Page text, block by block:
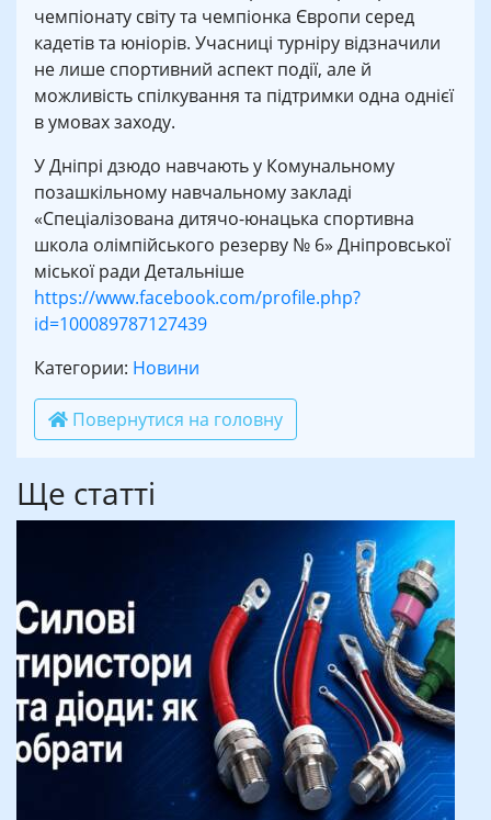
чемпіонату світу та чемпіонка Європи серед
кадетів та юніорів. Учасниці турніру відзначили
не лише спортивний аспект події, але й
можливість спілкування та підтримки одна однієї
в умовах заходу.
У Дніпрі дзюдо навчають у Комунальному
позашкільному навчальному закладі
«Спеціалізована дитячо-юнацька спортивна
школа олімпійського резерву № 6» Дніпровської
міської ради Детальніше
https://www.facebook.com/profile.php?
id=100089787127439
Категории: Новини
Повернутися на головну
Ще статті